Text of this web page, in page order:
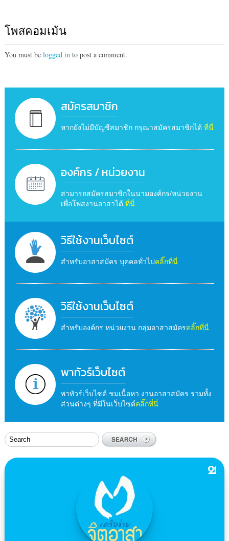
โพสคอมเม้น
You must be logged in to post a comment.
สมัครสมาชิก
หากยังไม่มีบัญชีสมาชิก กรุณาสมัครสมาชิกได้ ที่นี่
องค์กร / หน่วยงาน
สามารถสมัครสมาชิกในนามองค์กร/หน่วยงาน
เพื่อโพสงานอาสาได้ ที่นี่
วิธีใช้งานเว็บไซต์
สำหรับอาสาสมัคร บุคคลทั่วไปคลิ๊กที่นี่
วิธีใช้งานเว็บไซต์
สำหรับองค์กร หน่วยงาน กลุ่มอาสาสมัครคลิ๊กที่นี่
พาทัวร์เว็บไซต์
พาทัวร์เว็บไซต์ ชมเนื้อหา งานอาสาสมัคร รวมทั้ง
ส่วนต่างๆ ที่มีในเว็บไซต์คลิ๊กที่นี่